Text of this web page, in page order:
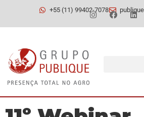
+55 (11) 99402-7078